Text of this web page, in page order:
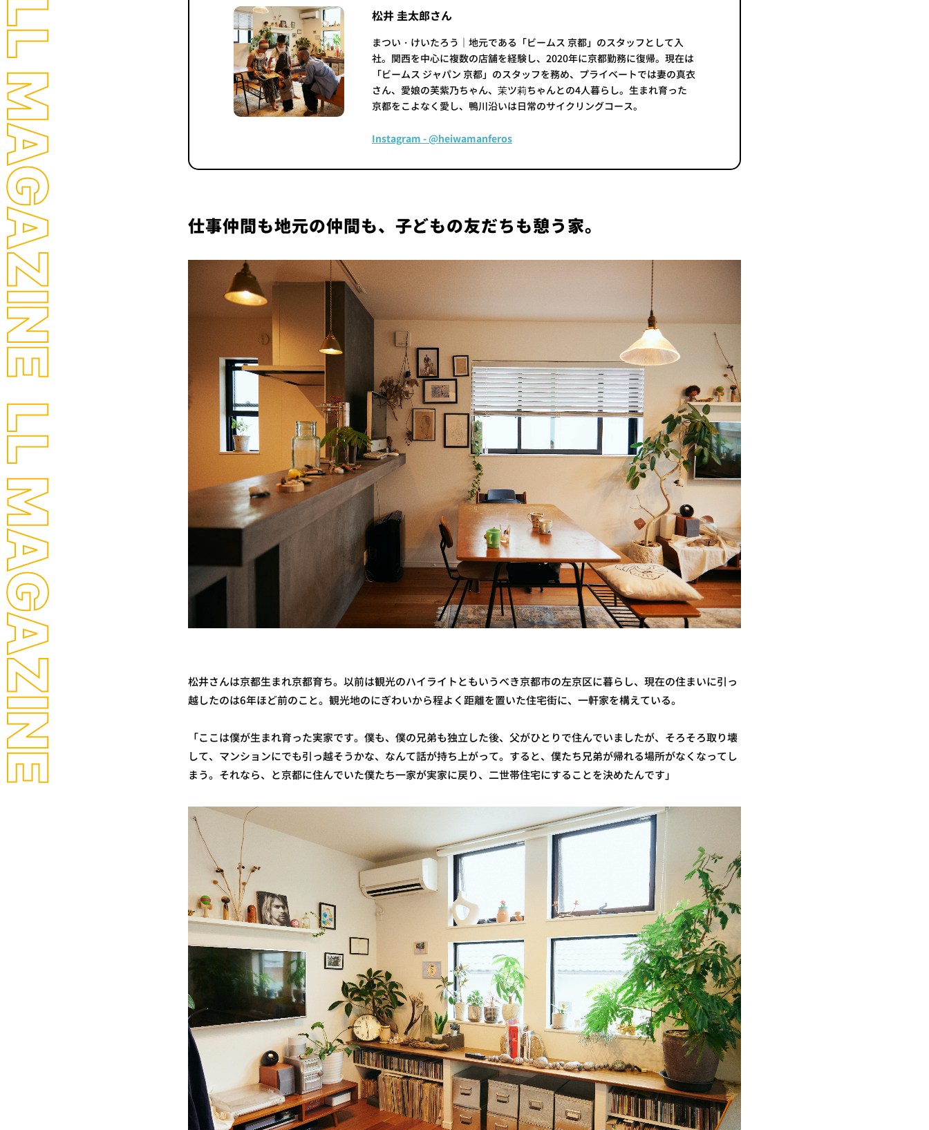
松井 圭太郎さん
まつい・けいたろう｜地元である「ビームス 京都」のスタッフとして入
社。関西を中心に複数の店舗を経験し、2020年に京都勤務に復帰。現在は
「ビームス ジャパン 京都」のスタッフを務め、プライベートでは妻の真衣
さん、愛娘の芙紫乃ちゃん、茉ツ莉ちゃんとの4人暮らし。生まれ育った
京都をこよなく愛し、鴨川沿いは日常のサイクリングコース。
Instagram - @heiwamanferos
仕事仲間も地元の仲間も、子どもの友だちも憩う家。
松井さんは京都生まれ京都育ち。以前は観光のハイライトともいうべき京都市の左京区に暮らし、現在の住まいに引っ
越したのは6年ほど前のこと。観光地のにぎわいから程よく距離を置いた住宅街に、一軒家を構えている。
「ここは僕が生まれ育った実家です。僕も、僕の兄弟も独立した後、父がひとりで住んでいましたが、そろそろ取り壊
して、マンションにでも引っ越そうかな、なんて話が持ち上がって。すると、僕たち兄弟が帰れる場所がなくなってし
まう。それなら、と京都に住んでいた僕たち一家が実家に戻り、二世帯住宅にすることを決めたんです」